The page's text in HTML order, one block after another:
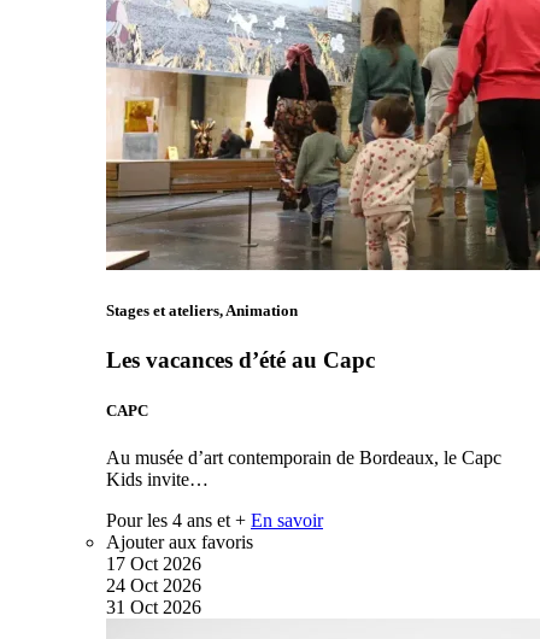
Stages et ateliers, Animation
Les vacances d’été au Capc
CAPC
Au musée d’art contemporain de Bordeaux, le Capc
Kids invite…
Pour les 4 ans et + En savoir
Ajouter aux favoris
17 Oct 2026
24 Oct 2026
31 Oct 2026